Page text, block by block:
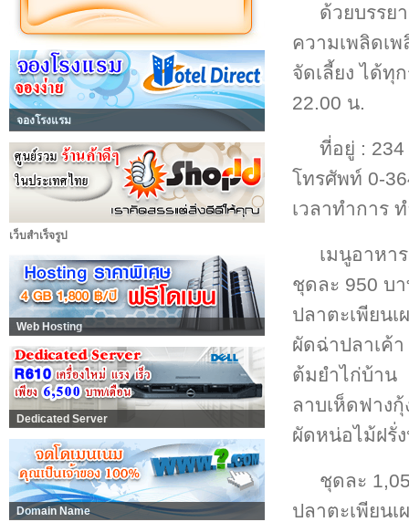
จองโรงแรม
เว็บสำเร็จรูป
Web Hosting
Dedicated Server
Domain Name
ด้วยบรรย
ความเพลิดเ
จัดเลี้ยง ได้ทุ
22.00 น.
ที่อยู่ :
โทรศัพท์ 0-
เวลาทำการ
เมนูอาหา
ชุดละ 950 บ
ปลาตะเพียนเ
ผัดฉ่าปลาเค้า
ต้มยำไก่บ้าน
ลาบเห็ดฟางกุ้
ผัดหน่อไม้ฝรั่
ชุดละ
ปลาตะเพียนเ